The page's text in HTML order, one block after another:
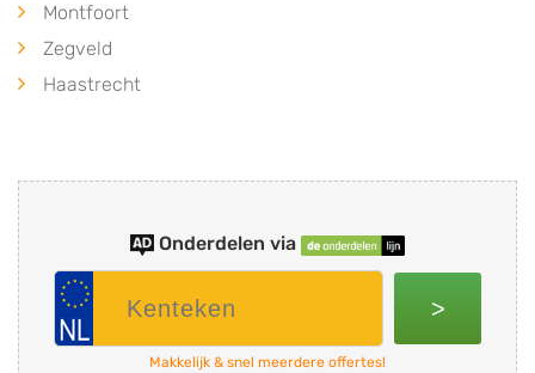
Montfoort
Zegveld
Haastrecht
Onderdelen via
>
Makkelijk & snel meerdere offertes!